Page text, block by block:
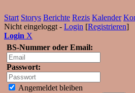
Start Storys Berichte Rezis Kalender
Nicht eingeloggt - Login [Registrieren]
Login X
BS-Nummer oder Email:
Passwort:
Angemeldet bleiben